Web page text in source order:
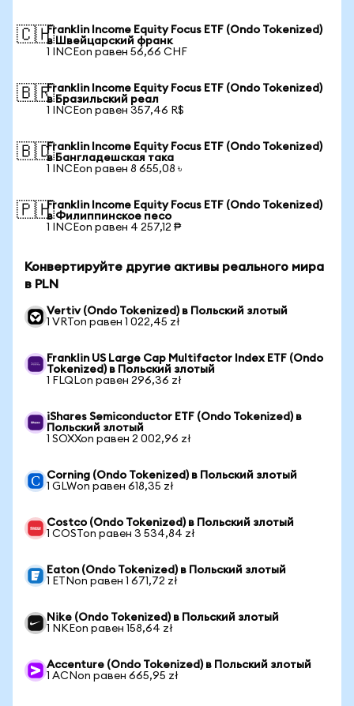
🇨🇭Franklin Income Equity Focus ETF (Ondo Tokenized)
в Швейцарский франк
1 INCEon равен 56,66 CHF
🇧🇷Franklin Income Equity Focus ETF (Ondo Tokenized)
в Бразильский реал
1 INCEon равен 357,46 R$
🇧🇩Franklin Income Equity Focus ETF (Ondo Tokenized)
в Бангладешская така
1 INCEon равен 8 655,08 ৳
🇵🇭Franklin Income Equity Focus ETF (Ondo Tokenized)
в Филиппинское песо
1 INCEon равен 4 257,12 ₱
Конвертируйте другие активы реального мира
в PLN
Vertiv (Ondo Tokenized) в Польский злотый
1 VRTon равен 1 022,45 zł
Franklin US Large Cap Multifactor Index ETF (Ondo
Tokenized) в Польский злотый
1 FLQLon равен 296,36 zł
iShares Semiconductor ETF (Ondo Tokenized) в
Польский злотый
1 SOXXon равен 2 002,96 zł
Corning (Ondo Tokenized) в Польский злотый
1 GLWon равен 618,35 zł
Costco (Ondo Tokenized) в Польский злотый
1 COSTon равен 3 534,84 zł
Eaton (Ondo Tokenized) в Польский злотый
1 ETNon равен 1 671,72 zł
Nike (Ondo Tokenized) в Польский злотый
1 NKEon равен 158,64 zł
Accenture (Ondo Tokenized) в Польский злотый
1 ACNon равен 665,95 zł